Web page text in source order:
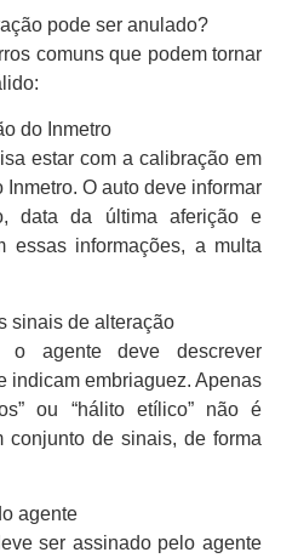
pode ser anulado?
comuns que podem tornar
do Inmetro
estar com a calibração em
O auto deve informar
data da última aferição e
essas informações, a multa
sinais de alteração
agente deve descrever
indicam embriaguez. Apenas
ou “hálito etílico” não é
conjunto de sinais, de forma
agente
ser assinado pelo agente